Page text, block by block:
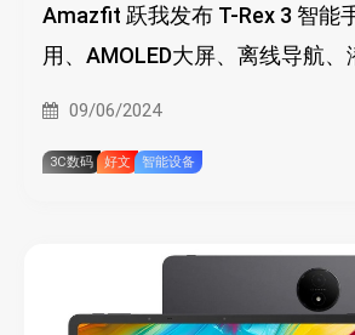
Amazfit 跃我发布 T-Rex 3 智能
用、AMOLED大屏、离线导航、
09/06/2024
3C数码 好文 智能设备